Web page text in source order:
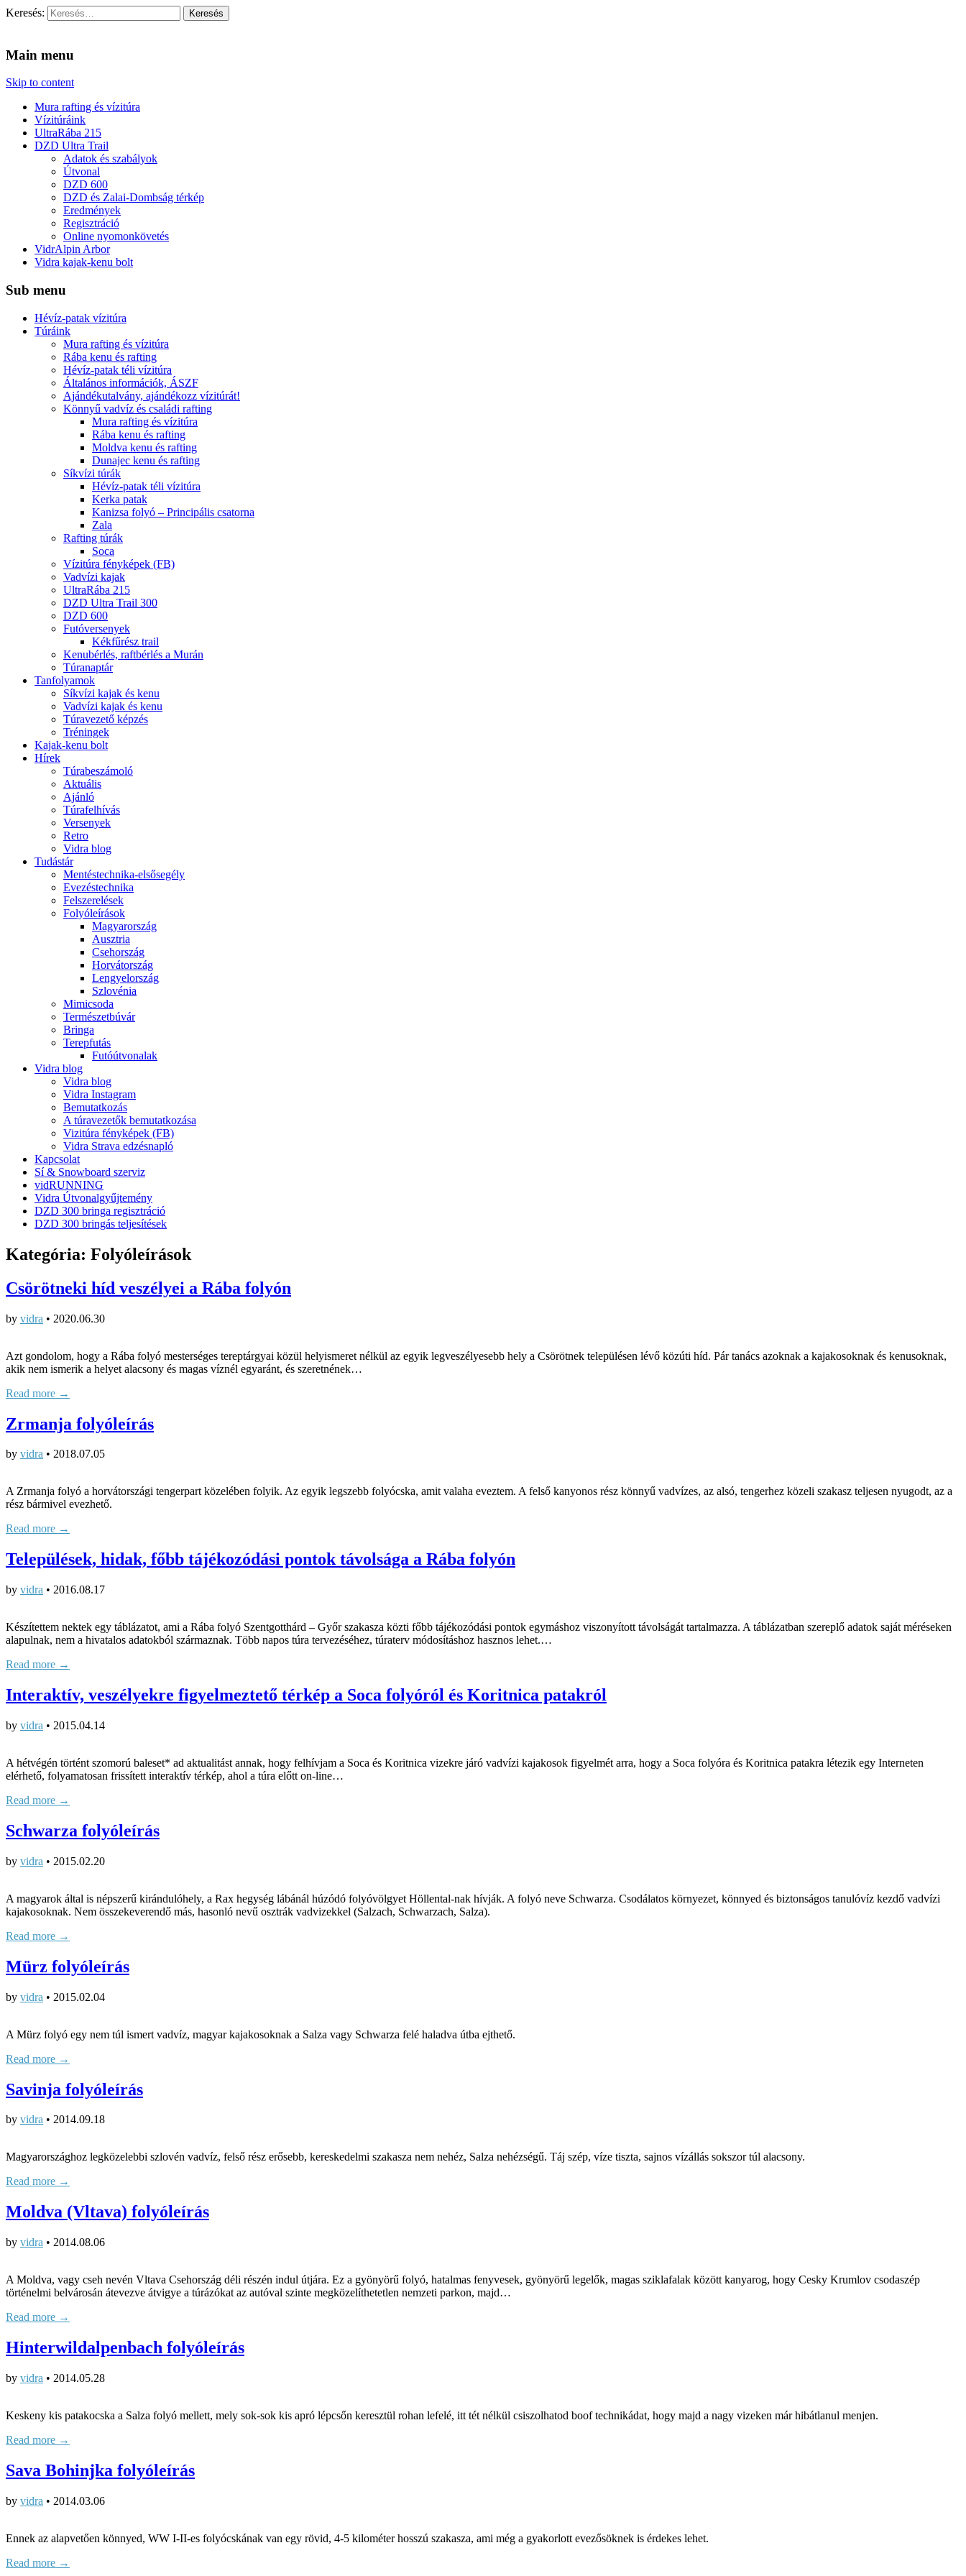
Keresés:
Main menu
Skip to content
Mura rafting és vízitúra
Vízitúráink
UltraRába 215
DZD Ultra Trail
Adatok és szabályok
Útvonal
DZD 600
DZD és Zalai-Dombság térkép
Eredmények
Regisztráció
Online nyomonkövetés
VidrAlpin Arbor
Vidra kajak-kenu bolt
Sub menu
Hévíz-patak vízitúra
Túráink
Mura rafting és vízitúra
Rába kenu és rafting
Hévíz-patak téli vízitúra
Általános információk, ÁSZF
Ajándékutalvány, ajándékozz vízitúrát!
Könnyű vadvíz és családi rafting
Mura rafting és vízitúra
Rába kenu és rafting
Moldva kenu és rafting
Dunajec kenu és rafting
Síkvízi túrák
Hévíz-patak téli vízitúra
Kerka patak
Kanizsa folyó – Principális csatorna
Zala
Rafting túrák
Soca
Vízitúra fényképek (FB)
Vadvízi kajak
UltraRába 215
DZD Ultra Trail 300
DZD 600
Futóversenyek
Kékfűrész trail
Kenubérlés, raftbérlés a Murán
Túranaptár
Tanfolyamok
Síkvízi kajak és kenu
Vadvízi kajak és kenu
Túravezető képzés
Tréningek
Kajak-kenu bolt
Hírek
Túrabeszámoló
Aktuális
Ajánló
Túrafelhívás
Versenyek
Retro
Vidra blog
Tudástár
Mentéstechnika-elsősegély
Evezéstechnika
Felszerelések
Folyóleírások
Magyarország
Ausztria
Csehország
Horvátország
Lengyelország
Szlovénia
Mimicsoda
Természetbúvár
Bringa
Terepfutás
Futóútvonalak
Vidra blog
Vidra blog
Vidra Instagram
Bemutatkozás
A túravezetők bemutatkozása
Vizitúra fényképek (FB)
Vidra Strava edzésnapló
Kapcsolat
Sí & Snowboard szerviz
vidRUNNING
Vidra Útvonalgyűjtemény
DZD 300 bringa regisztráció
DZD 300 bringás teljesítések
Kategória: Folyóleírások
Csörötneki híd veszélyei a Rába folyón
by vidra • 2020.06.30
Azt gondolom, hogy a Rába folyó mesterséges tereptárgyai közül helyismeret nélkül az egyik legveszélyesebb hely a Csörötnek településen lévő közúti híd. Pár tanács azoknak a kajakosoknak és kenusoknak,
akik nem ismerik a helyet alacsony és magas víznél egyaránt, és szeretnének…
Read more →
Zrmanja folyóleírás
by vidra • 2018.07.05
A Zrmanja folyó a horvátországi tengerpart közelében folyik. Az egyik legszebb folyócska, amit valaha eveztem. A felső kanyonos rész könnyű vadvízes, az alsó, tengerhez közeli szakasz teljesen nyugodt, az a
rész bármivel evezhető.
Read more →
Települések, hidak, főbb tájékozódási pontok távolsága a Rába folyón
by vidra • 2016.08.17
Készítettem nektek egy táblázatot, ami a Rába folyó Szentgotthárd – Győr szakasza közti főbb tájékozódási pontok egymáshoz viszonyított távolságát tartalmazza. A táblázatban szereplő adatok saját méréseken
alapulnak, nem a hivatalos adatokból származnak. Több napos túra tervezéséhez, túraterv módosításhoz hasznos lehet.…
Read more →
Interaktív, veszélyekre figyelmeztető térkép a Soca folyóról és Koritnica patakról
by vidra • 2015.04.14
A hétvégén történt szomorú baleset* ad aktualitást annak, hogy felhívjam a Soca és Koritnica vizekre járó vadvízi kajakosok figyelmét arra, hogy a Soca folyóra és Koritnica patakra létezik egy Interneten
elérhető, folyamatosan frissített interaktív térkép, ahol a túra előtt on-line…
Read more →
Schwarza folyóleírás
by vidra • 2015.02.20
A magyarok által is népszerű kirándulóhely, a Rax hegység lábánál húzódó folyóvölgyet Höllental-nak hívják. A folyó neve Schwarza. Csodálatos környezet, könnyed és biztonságos tanulóvíz kezdő vadvízi
kajakosoknak. Nem összekeverendő más, hasonló nevű osztrák vadvizekkel (Salzach, Schwarzach, Salza).
Read more →
Mürz folyóleírás
by vidra • 2015.02.04
A Mürz folyó egy nem túl ismert vadvíz, magyar kajakosoknak a Salza vagy Schwarza felé haladva útba ejthető.
Read more →
Savinja folyóleírás
by vidra • 2014.09.18
Magyarországhoz legközelebbi szlovén vadvíz, felső rész erősebb, kereskedelmi szakasza nem nehéz, Salza nehézségű. Táj szép, víze tiszta, sajnos vízállás sokszor túl alacsony.
Read more →
Moldva (Vltava) folyóleírás
by vidra • 2014.08.06
A Moldva, vagy cseh nevén Vltava Csehország déli részén indul útjára. Ez a gyönyörű folyó, hatalmas fenyvesek, gyönyörű legelők, magas sziklafalak között kanyarog, hogy Cesky Krumlov csodaszép
történelmi belvárosán átevezve átvigye a túrázókat az autóval szinte megközelíthetetlen nemzeti parkon, majd…
Read more →
Hinterwildalpenbach folyóleírás
by vidra • 2014.05.28
Keskeny kis patakocska a Salza folyó mellett, mely sok-sok kis apró lépcsőn keresztül rohan lefelé, itt tét nélkül csiszolhatod boof technikádat, hogy majd a nagy vizeken már hibátlanul menjen.
Read more →
Sava Bohinjka folyóleírás
by vidra • 2014.03.06
Ennek az alapvetően könnyed, WW I-II-es folyócskának van egy rövid, 4-5 kilométer hosszú szakasza, ami még a gyakorlott evezősöknek is érdekes lehet.
Read more →